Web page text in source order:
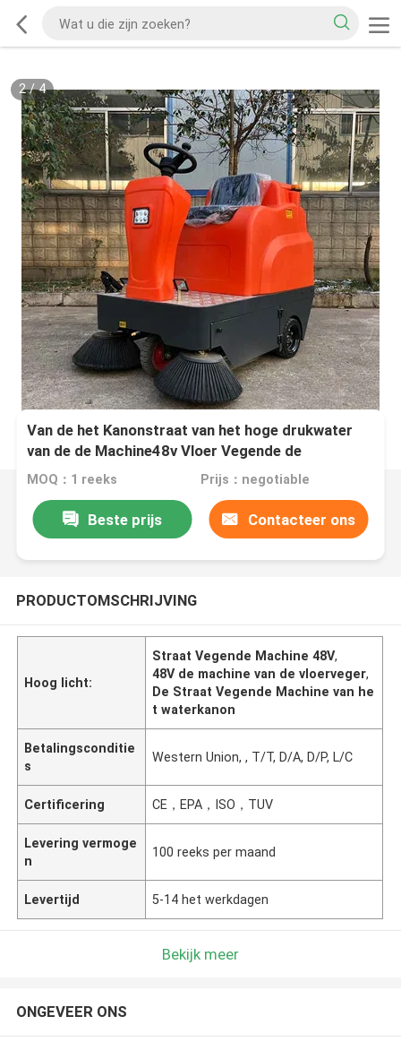
2/4
Van de het Kanonstraat van het hoge drukwater
van de de Machine48v Vloer Vegende de
Vegermachine
MOQ：1 reeks Prijs：negotiable
Beste prijs Contacteer ons
PRODUCTOMSCHRIJVING
Hoog licht:
Straat Vegende Machine 48V,
48V de machine van de vloerveger,
De Straat Vegende Machine van he
t waterkanon
Betalingsconditie
s
Western Union, , T/T, D/A, D/P, L/C
Certificering CE，EPA，ISO，TUV
Levering vermoge
n
100 reeks per maand
Levertijd 5-14 het werkdagen
Bekijk meer
ONGEVEER ONS